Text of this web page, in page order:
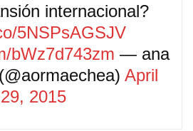
internacional?
5NSPsAGSJV
bWz7d743zm — ana
April
29, 2015